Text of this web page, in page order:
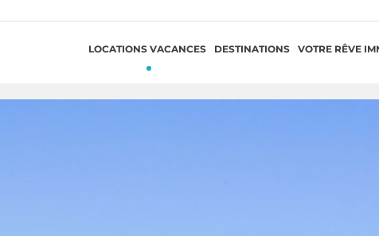
LOCATIONS VACANCES DESTINATIONS VOTRE RÊVE